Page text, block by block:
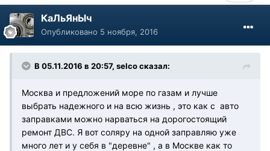
КаЛьЯнЫч
Опубликовано 5 ноября, 2016
В 05.11.2016 в 20:57, selco сказал:
Москва и предложений море по газам и лучше
выбрать надежного и на всю жизнь , это как с авто
заправками можно нарваться на дорогостоящий
ремонт ДВС. Я вот соляру на одной заправляю уже
много лет и у себя в "деревне" , а в Москве как то